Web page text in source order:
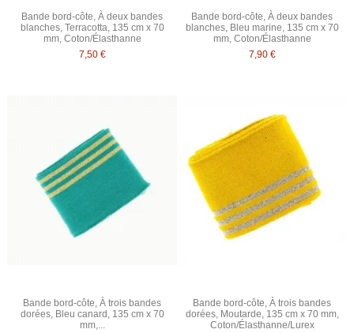
Bande bord-côte, À deux bandes
blanches, Terracotta, 135 cm x 70
mm, Coton/Élasthanne
7,50 €
Bande bord-côte, À deux bandes
blanches, Bleu marine, 135 cm x 70
mm, Coton/Élasthanne
7,90 €
Bande bord-côte, À trois bandes
dorées, Bleu canard, 135 cm x 70
mm,...
Bande bord-côte, À trois bandes
dorées, Moutarde, 135 cm x 70 mm,
Coton/Élasthanne/Lurex